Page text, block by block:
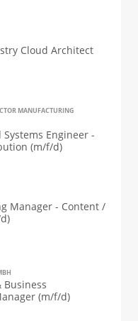
Cloud Architect
MANUFACTURING
Engineer -
(m/f/d)
Manager - Content /
Business
(m/f/d)